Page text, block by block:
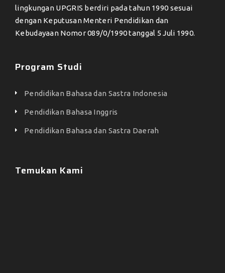
lingkungan UPGRIS berdiri pada tahun 1990 sesuai
dengan Keputusan Menteri Pendidikan dan
Kebudayaan Nomor 089/0/1990 tanggal 5 Juli 1990.
Program Studi
Pendidikan Bahasa dan Sastra Indonesia
Pendidikan Bahasa Inggris
Pendidikan Bahasa dan Sastra Daerah
Temukan Kami